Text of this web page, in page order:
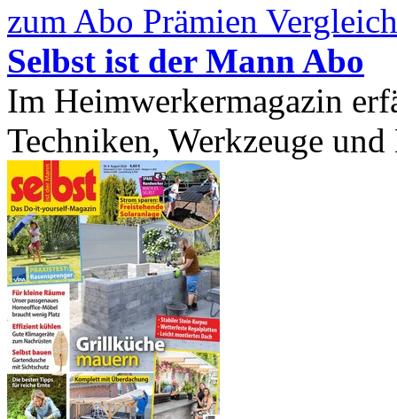
zum Abo Prämien
Selbst ist der Mann Abo
Im Heimwerkermagazin
Techniken, Werkzeuge